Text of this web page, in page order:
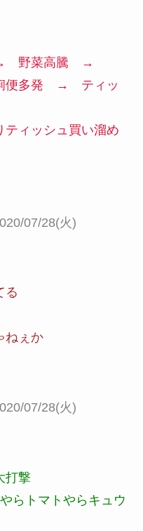
野菜高騰 →
便多発 → ティッ
ィッシュ買い溜め
07/28(火)
る
ねぇか
07/28(火)
打撃
らトマトやらキュウ